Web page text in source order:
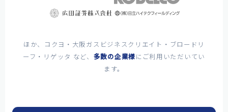
ほか、コクヨ・大阪ガスビジネスクリエイト・ブロードリ
ーフ・リゲッタ など、 多数の企業様にご利用いただいてい
ます。